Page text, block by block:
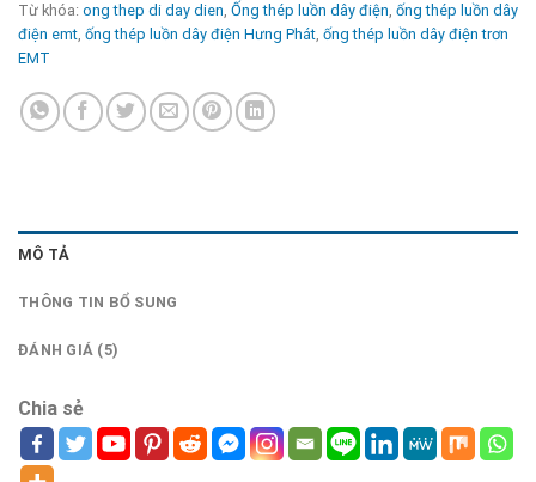
Từ khóa: ong thep di day dien, Ống thép luồn dây điện, ống thép luồn dây
điện emt, ống thép luồn dây điện Hưng Phát, ống thép luồn dây điện trơn
EMT
MÔ TẢ
THÔNG TIN BỔ SUNG
ĐÁNH GIÁ (5)
Chia sẻ